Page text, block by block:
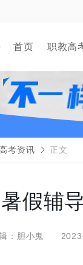
首页 职教高
考资讯 正文
假辅
：胆小鬼